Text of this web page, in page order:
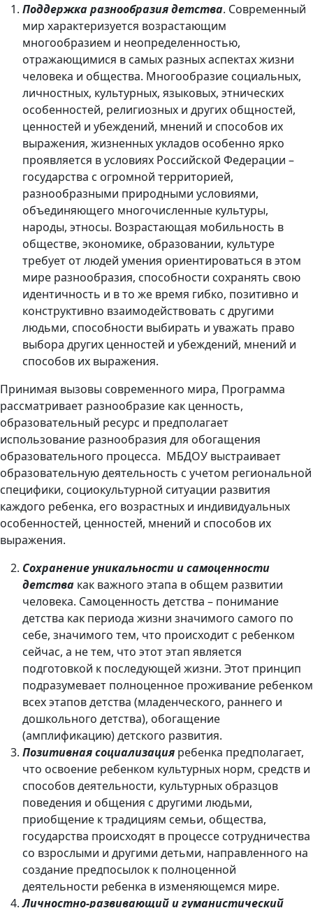
Поддержка разнообразия детства. Современный
мир характеризуется возрастающим
многообразием и неопределенностью,
отражающимися в самых разных аспектах жизни
человека и общества. Многообразие социальных,
личностных, культурных, языковых, этнических
особенностей, религиозных и других общностей,
ценностей и убеждений, мнений и способов их
выражения, жизненных укладов особенно ярко
проявляется в условиях Российской Федерации –
государства с огромной территорией,
разнообразными природными условиями,
объединяющего многочисленные культуры,
народы, этносы. Возрастающая мобильность в
обществе, экономике, образовании, культуре
требует от людей умения ориентироваться в этом
мире разнообразия, способности сохранять свою
идентичность и в то же время гибко, позитивно и
конструктивно взаимодействовать с другими
людьми, способности выбирать и уважать право
выбора других ценностей и убеждений, мнений и
способов их выражения.
Принимая вызовы современного мира, Программа
рассматривает разнообразие как ценность,
образовательный ресурс и предполагает
использование разнообразия для обогащения
образовательного процесса. МБДОУ выстраивает
образовательную деятельность с учетом региональной
специфики, социокультурной ситуации развития
каждого ребенка, его возрастных и индивидуальных
особенностей, ценностей, мнений и способов их
выражения.
Сохранение уникальности и самоценности
детства как важного этапа в общем развитии
человека. Самоценность детства – понимание
детства как периода жизни значимого самого по
себе, значимого тем, что происходит с ребенком
сейчас, а не тем, что этот этап является
подготовкой к последующей жизни. Этот принцип
подразумевает полноценное проживание ребенком
всех этапов детства (младенческого, раннего и
дошкольного детства), обогащение
(амплификацию) детского развития.
Позитивная социализация ребенка предполагает,
что освоение ребенком культурных норм, средств и
способов деятельности, культурных образцов
поведения и общения с другими людьми,
приобщение к традициям семьи, общества,
государства происходят в процессе сотрудничества
со взрослыми и другими детьми, направленного на
создание предпосылок к полноценной
деятельности ребенка в изменяющемся мире.
Личностно-развивающий и гуманистический